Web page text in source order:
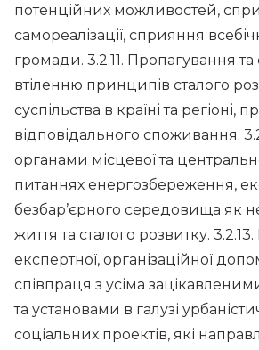
потенційних можливостей,
самореалізації, сприяння
громади. 3.2.11. Пропагування
втіленню принципів сталого
суспільства в країні та регіоні,
відповідального споживання.
органами місцевої та
питаннях енергозбереження,
безбар’єрного середовища як
життя та сталого розвитку.
експертної, організаційної
співпраця з усіма
та установами в галузі
соціальних проектів, які